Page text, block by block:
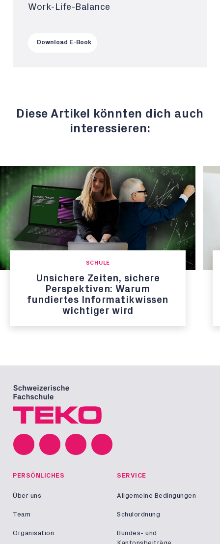
Work-Life-Balance
Download E-Book
Diese Artikel könnten dich auch
interessieren:
SCHULE
Unsichere Zeiten, sichere
Perspektiven: Warum
fundiertes Informatikwissen
wichtiger wird
PERSÖNLICHES
Über uns
Team
Organisation
SERVICE
Allgemeine Bedingungen
Schulordnung
Bundes- und